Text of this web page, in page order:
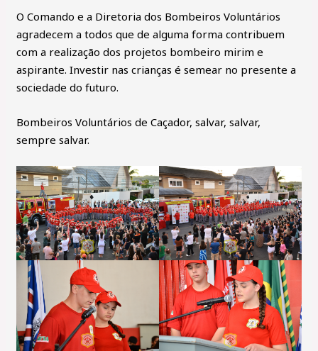
O Comando e a Diretoria dos Bombeiros Voluntários
agradecem a todos que de alguma forma contribuem
com a realização dos projetos bombeiro mirim e
aspirante. Investir nas crianças é semear no presente a
sociedade do futuro.
Bombeiros Voluntários de Caçador, salvar, salvar,
sempre salvar.